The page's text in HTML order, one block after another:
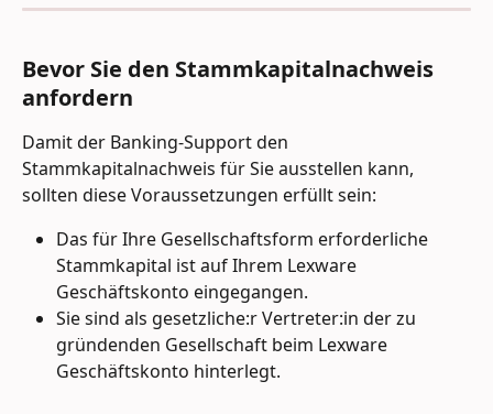
Bevor Sie den Stammkapitalnachweis
anfordern
Damit der Banking-Support den
Stammkapitalnachweis für Sie ausstellen kann,
sollten diese Voraussetzungen erfüllt sein:
Das für Ihre Gesellschaftsform erforderliche
Stammkapital ist auf Ihrem Lexware
Geschäftskonto eingegangen.
Sie sind als gesetzliche:r Vertreter:in der zu
gründenden Gesellschaft beim Lexware
Geschäftskonto hinterlegt.